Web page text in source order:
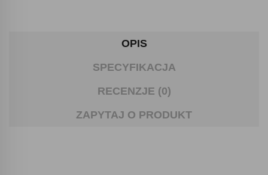
OPIS
SPECYFIKACJA
RECENZJE (0)
ZAPYTAJ O PRODUKT